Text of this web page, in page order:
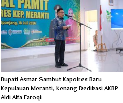
Bupati Asmar Sambut Kapolres Baru
Kepulauan Meranti, Kenang Dedikasi AKBP
Aldi Alfa Faroqi